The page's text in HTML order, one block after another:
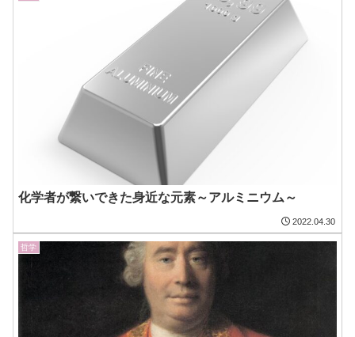
化学者が繋いできた身近な元素～アルミニウム～
2022.04.30
哲学